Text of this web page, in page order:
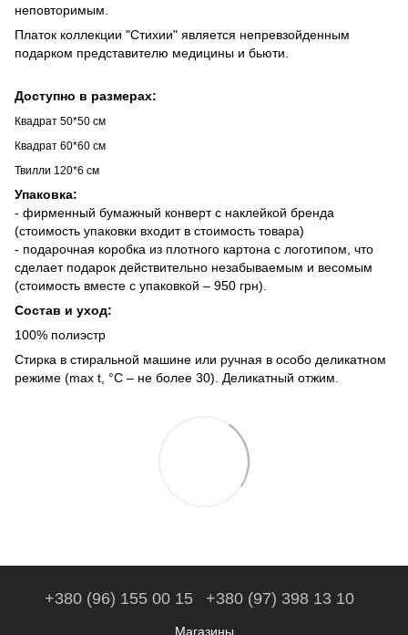
неповторимым.
Платок коллекции "Стихии" является непревзойденным
подарком представителю медицины и бьюти.
Доступно в размерах:
Квадрат 50*50 см
Квадрат 60*60 см
Твилли 120*6 см
Упаковка:
- фирменный бумажный конверт с наклейкой бренда
(стоимость упаковки входит в стоимость товара)
- подарочная коробка из плотного картона с логотипом, что
сделает подарок действительно незабываемым и весомым
(стоимость вместе с упаковкой – 950 грн).
Состав и уход:
100% полиэстр
Стирка в стиральной машине или ручная в особо деликатном
режиме (max t, °C – не более 30). Деликатный отжим.
+380 (96) 155 00 15 +380 (97) 398 13 10
Магазины